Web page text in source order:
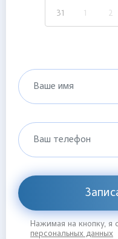
31 1 2
Ваше имя
Ваш телефон
Нажимая на кнопку, я
персональных данных